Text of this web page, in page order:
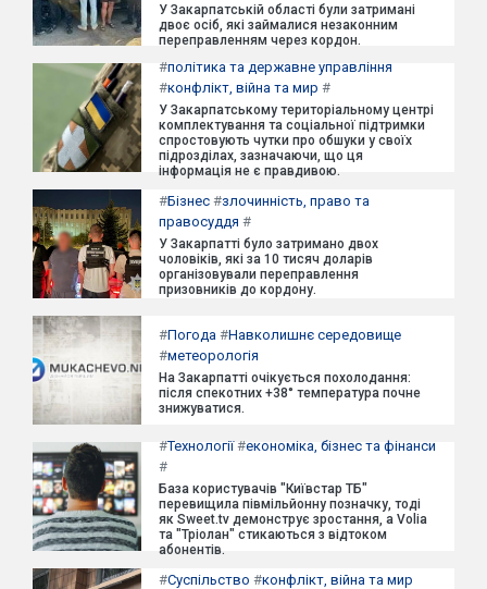
У Закарпатській області були затримані
двоє осіб, які займалися незаконним
переправленням через кордон.
#політика та державне управління
#конфлікт, війна та мир #
У Закарпатському територіальному центрі
комплектування та соціальної підтримки
спростовують чутки про обшуки у своїх
підрозділах, зазначаючи, що ця
інформація не є правдивою.
#Бізнес #злочинність, право та
правосуддя #
У Закарпатті було затримано двох
чоловіків, які за 10 тисяч доларів
організовували переправлення
призовників до кордону.
#Погода #Навколишнє середовище
#метеорологія
На Закарпатті очікується похолодання:
після спекотних +38° температура почне
знижуватися.
#Технології#економіка, бізнес та фінанси
#
База користувачів "Київстар ТБ"
перевищила півмільйонну позначку, тоді
як Sweet.tv демонструє зростання, а Volia
та "Тріолан" стикаються з відтоком
абонентів.
#Суспільство #конфлікт, війна та мир